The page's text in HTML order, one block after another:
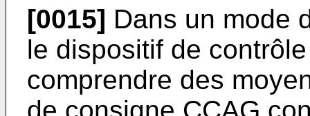
[0015] Dans un mode
le dispositif de
comprendre des